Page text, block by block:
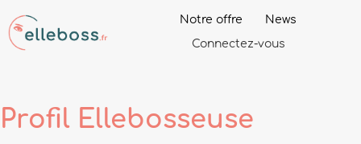
Notre offre
News
Connectez-vous
Profil Ellebosseuse